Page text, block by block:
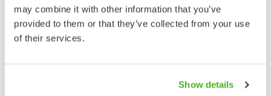
may combine it with other information that you’ve
provided to them or that they’ve collected from your use
of their services.
Show details
Ravinto
Pääravintoa keväällä kuusen ja männyn, syksyllä ja
talvella koivun ja lepän siemenet. Pesimisaikaan
mielellään voikukissa ja ohdakkeissa. Vierailee myös